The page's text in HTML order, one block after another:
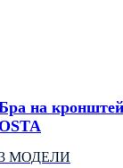
на
МОДЕЛИ